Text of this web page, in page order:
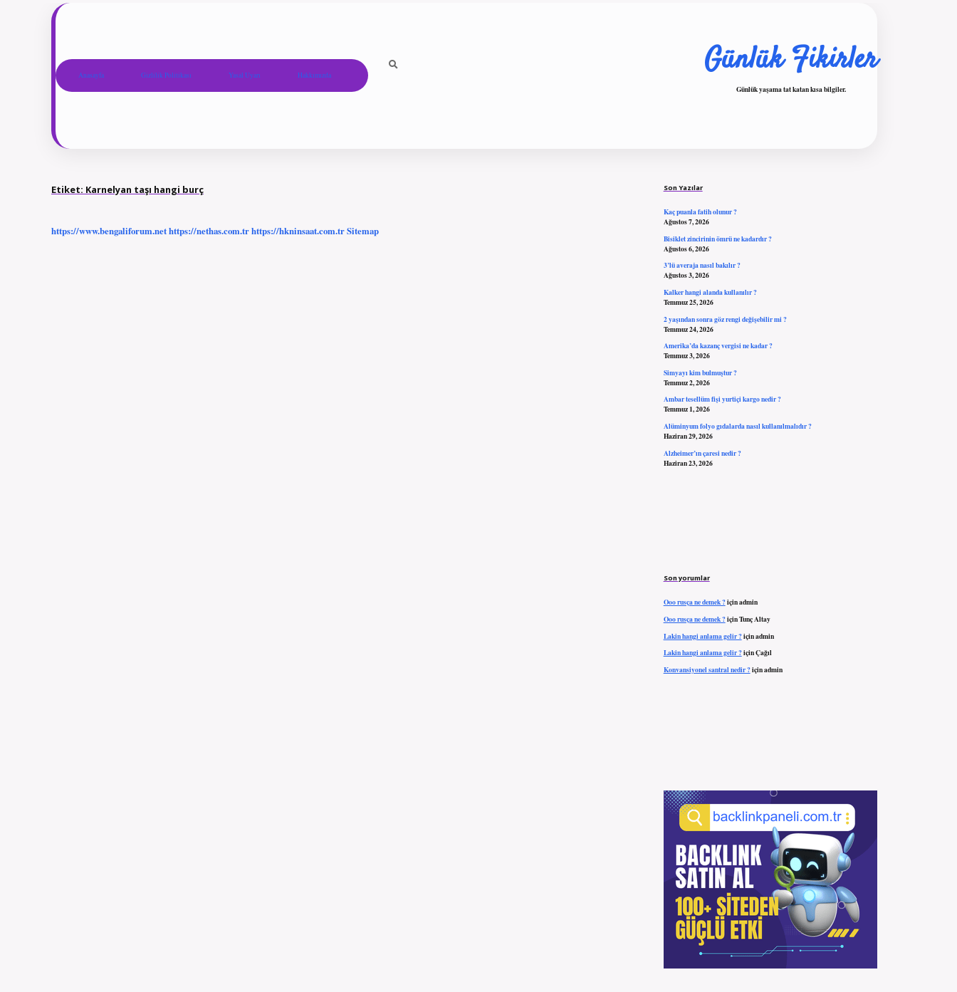
Anasayfa Gizlilik Politikası Yasal Uyarı Hakkımızda Günlük Fikirler
Günlük yaşama tat katan kısa bilgiler.
Etiket: Karnelyan taşı hangi burç
https://www.bengaliforum.nethttps://nethas.com.trhttps://hkninsaat.com.trSitemap
Son Yazılar
Kaç puanla fatih olunur ?
Ağustos 7, 2026
Bisiklet zincirinin ömrü ne kadardır ?
Ağustos 6, 2026
3’lü averaja nasıl bakılır ?
Ağustos 3, 2026
Kalker hangi alanda kullanılır ?
Temmuz 25, 2026
2 yaşından sonra göz rengi değişebilir mi ?
Temmuz 24, 2026
Amerika’da kazanç vergisi ne kadar ?
Temmuz 3, 2026
Simyayı kim bulmuştur ?
Temmuz 2, 2026
Ambar tesellüm fişi yurtiçi kargo nedir ?
Temmuz 1, 2026
Alüminyum folyo gıdalarda nasıl kullanılmalıdır ?
Haziran 29, 2026
Alzheimer’ın çaresi nedir ?
Haziran 23, 2026
Son yorumlar
Ooo rusça ne demek ?içinadmin
Ooo rusça ne demek ?içinTunç Altay
Lakin hangi anlama gelir ?içinadmin
Lakin hangi anlama gelir ?içinÇağıl
Konvansiyonel santral nedir ?içinadmin